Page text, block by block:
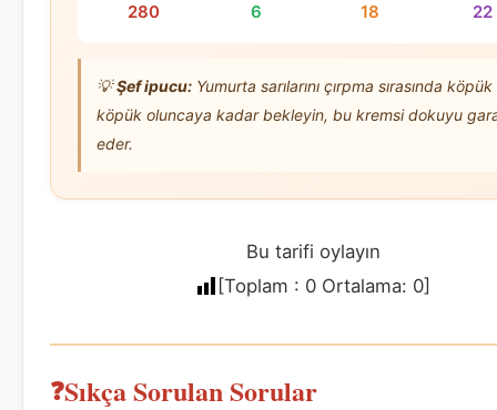
280 6 18 22
💡Şef ipucu: Yumurta sarılarını çırpma sırasında köpük
köpük oluncaya kadar bekleyin, bu kremsi dokuyu
eder.
Bu tarifi oylayın
[Toplam : 0 Ortalama: 0]
Sıkça Sorulan Sorular